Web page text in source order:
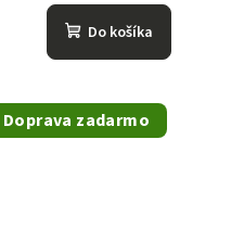
Do košíka
Doprava zadarmo